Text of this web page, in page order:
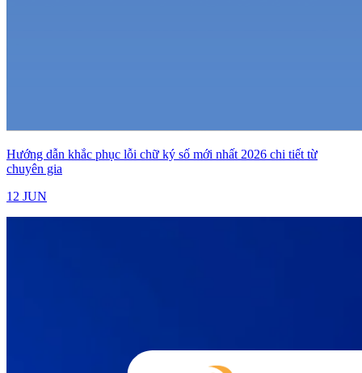
Hướng dẫn khắc phục lỗi chữ ký số mới nhất 2026 chi tiết từ
chuyên gia
12 JUN